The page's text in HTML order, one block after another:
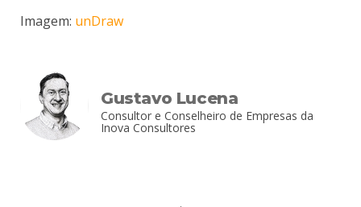
Imagem: unDraw
Gustavo Lucena
Consultor e Conselheiro de Empresas da
Inova Consultores